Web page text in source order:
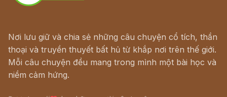
Nơi lưu giữ và chia sẻ những câu chuyện cổ tích, thần
thoại và truyền thuyết bất hủ từ khắp nơi trên thế giới.
Mỗi câu chuyện đều mang trong mình một bài học và
niềm cảm hứng.